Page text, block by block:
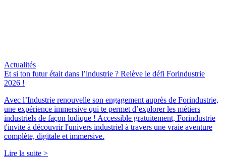
Actualités
Et si ton futur était dans l’industrie ? Relève le défi Forindustrie
2026 !
Avec l’Industrie renouvelle son engagement auprès de Forindustrie,
une expérience immersive qui te permet d’explorer les métiers
industriels de façon ludique ! Accessible gratuitement, Forindustrie
t'invite à découvrir l'univers industriel à travers une vraie aventure
complète, digitale et immersive.
Lire la suite >